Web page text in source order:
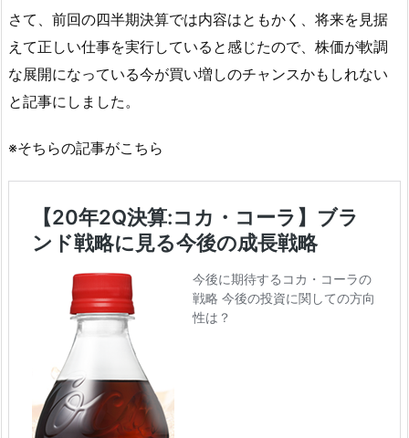
さて、前回の四半期決算では内容はともかく、将来を見据
えて正しい仕事を実行していると感じたので、株価が軟調
な展開になっている今が買い増しのチャンスかもしれない
と記事にしました。
※そちらの記事がこちら